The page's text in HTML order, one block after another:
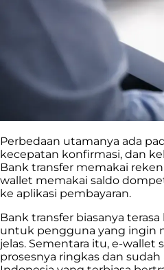
Perbedaan utamanya ada
kecepatan konfirmasi, dan
Bank transfer memakai
wallet memakai saldo
ke aplikasi pembayaran.
Bank transfer biasanya
untuk pengguna yang ingin
jelas. Sementara itu, e-wallet
prosesnya ringkas dan